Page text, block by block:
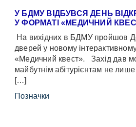
У БДМУ ВІДБУВСЯ ДЕНЬ
У ФОРМАТІ «МЕДИЧНИЙ
На вихідних в БДМУ пройшов
дверей у новому
«Медичний квест». Захід дав
майбутнім абітурієнтам не
[…]
Позначки